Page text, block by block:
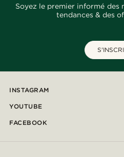
Soyez le premier informé des
tendances & des
INSTAGRAM
YOUTUBE
FACEBOOK